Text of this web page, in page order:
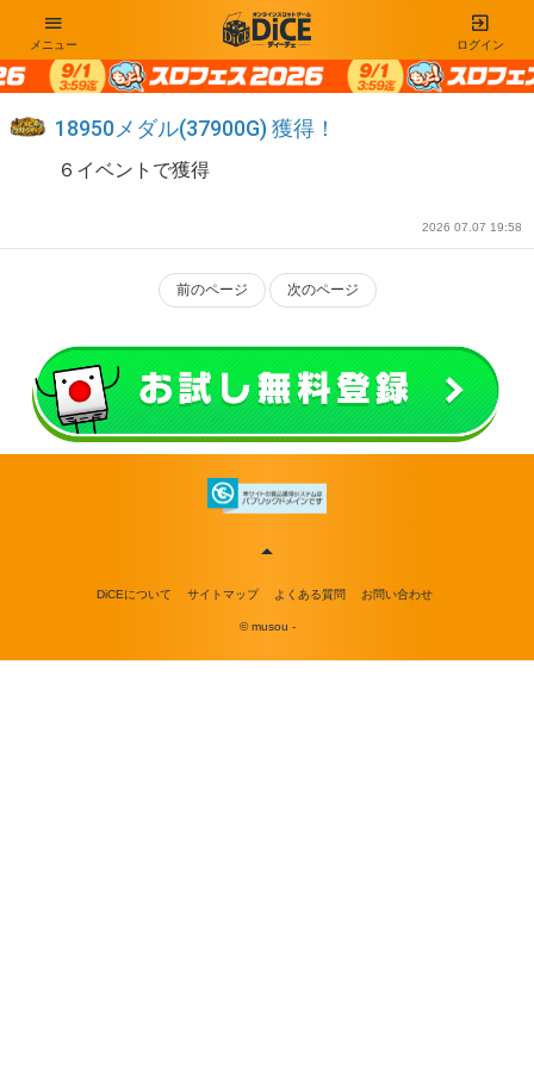
ログイン
メニュー
18950メダル(37900G) 獲得！
６イベントで獲得
2026 07.07 19:58
前のページ 次のページ
DiCEについて サイトマップ よくある質問 お問い合わせ
© musou -